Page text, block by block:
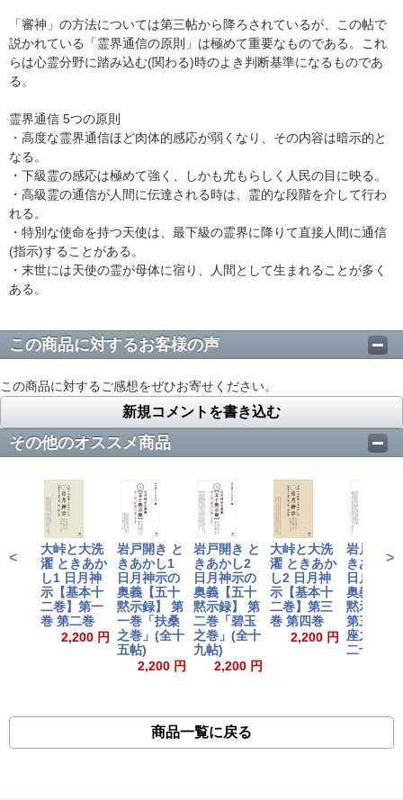
「審神」の方法については第三帖から降ろされているが、この帖で
説かれている「霊界通信の原則」は極めて重要なものである。これ
らは心霊分野に踏み込む(関わる)時のよき判断基準になるものであ
る。
霊界通信 5つの原則
・高度な霊界通信ほど肉体的感応が弱くなり、その内容は暗示的と
なる。
・下級霊の感応は極めて強く、しかも尤もらしく人民の目に映る。
・高級霊の通信が人間に伝達される時は、霊的な段階を介して行わ
れる。
・特別な使命を持つ天使は、最下級の霊界に降りて直接人間に通信
(指示)することがある。
・末世には天使の霊が母体に宿り、人間として生まれることが多く
ある。
この商品に対するお客様の声
この商品に対するご感想をぜひお寄せください。
新規コメントを書き込む
その他のオススメ商品
大峠と大洗
濯 ときあか
し1 日月神
示【基本十
二巻】第一
巻 第二巻
2,200 円
岩戸開き と
きあかし1
日月神示の
奥義【五十
黙示録】 第
一巻「扶桑
之巻」(全十
五帖)
2,200 円
岩戸開き と
きあかし2
日月神示の
奥義【五十
黙示録】 第
二巻「碧玉
之巻」(全十
九帖)
2,200 円
大峠と大洗
濯 ときあか
し2 日月神
示【基本十
二巻】第三
巻 第四巻
2,200 円
岩戸開き
きあかし3
日月神示
奥義【五
黙示録
第三巻「
座之巻」
二十四帖)
< >
商品一覧に戻る